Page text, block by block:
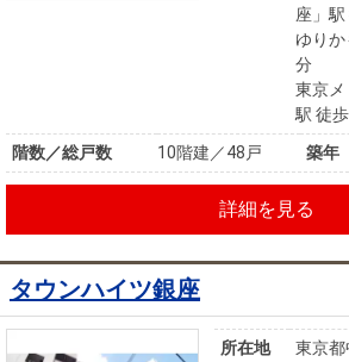
座」
ゆり
分
東京メ
駅 徒
階数／総戸数
10階建／48戸 築年
詳細を見る
タウンハイツ銀座
所在地
東京